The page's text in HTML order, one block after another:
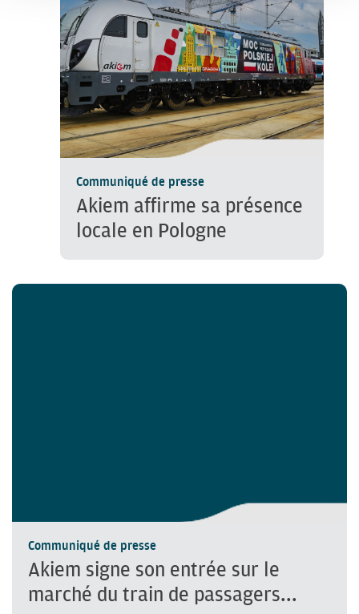
Communiqué de presse
Akiem affirme sa présence
locale en Pologne
Communiqué de presse
Akiem signe son entrée sur le
marché du train de passagers...